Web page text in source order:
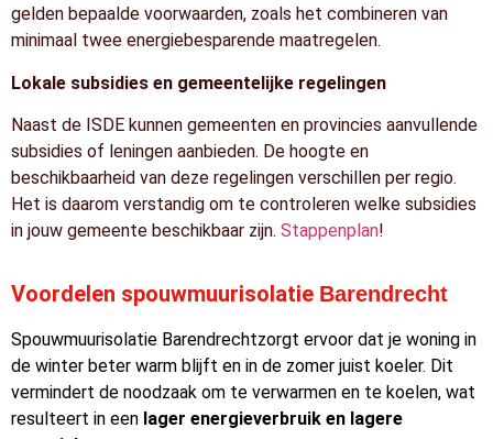
gelden bepaalde voorwaarden, zoals het combineren van
minimaal twee energiebesparende maatregelen.
Lokale subsidies en gemeentelijke regelingen
Naast de ISDE kunnen gemeenten en provincies aanvullende
subsidies of leningen aanbieden. De hoogte en
beschikbaarheid van deze regelingen verschillen per regio.
Het is daarom verstandig om te controleren welke subsidies
in jouw gemeente beschikbaar zijn. Stappenplan!
Voordelen spouwmuurisolatie Barendrecht
Spouwmuurisolatie Barendrechtzorgt ervoor dat je woning in
de winter beter warm blijft en in de zomer juist koeler. Dit
vermindert de noodzaak om te verwarmen en te koelen, wat
resulteert in een lager energieverbruik en lagere